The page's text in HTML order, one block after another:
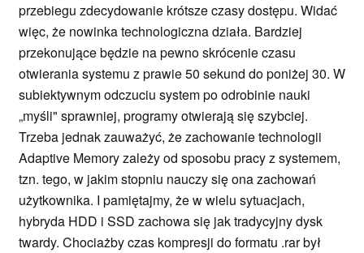
przebiegu zdecydowanie krótsze czasy dostępu. Widać
więc, że nowinka technologiczna działa. Bardziej
przekonujące będzie na pewno skrócenie czasu
otwierania systemu z prawie 50 sekund do poniżej 30. W
subiektywnym odczuciu system po odrobinie nauki
„myśli" sprawniej, programy otwierają się szybciej.
Trzeba jednak zauważyć, że zachowanie technologii
Adaptive Memory zależy od sposobu pracy z systemem,
tzn. tego, w jakim stopniu nauczy się ona zachowań
użytkownika. I pamiętajmy, że w wielu sytuacjach,
hybryda HDD i SSD zachowa się jak tradycyjny dysk
twardy. Chociażby czas kompresji do formatu .rar był